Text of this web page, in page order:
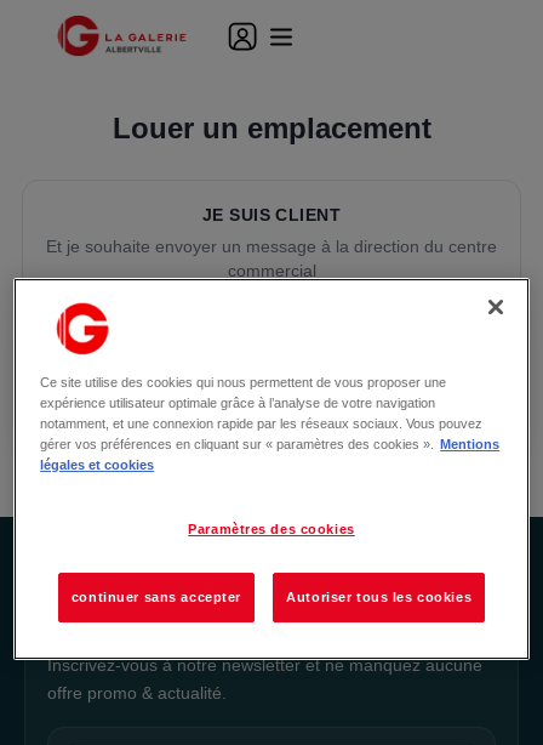
Louer un emplacement
JE SUIS CLIENT
Et je souhaite envoyer un message à la direction du centre
commercial
Et je souhaite louer un local permanent ou réserver un
emplacement temporaire dans le centre commercial
NEWSLETTER
Ne manquez rien de notre actualité
Inscrivez-vous à notre newsletter et ne manquez aucune
offre promo & actualité.
Ce site utilise des cookies qui nous permettent de vous proposer une
expérience utilisateur optimale grâce à l’analyse de votre navigation
notamment, et une connexion rapide par les réseaux sociaux. Vous pouvez
gérer vos préférences en cliquant sur « paramètres des cookies ».
Mentions
légales et cookies
Paramètres des cookies
continuer sans accepter Autoriser tous les cookies